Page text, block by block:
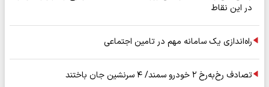
در این نقاط
راه‌اندازی یک سامانه مهم در تامین اجتماعی
تصادف رخ‌به‌رخ ۲ خودرو سمند/ ۴ سرنشین جان باختند